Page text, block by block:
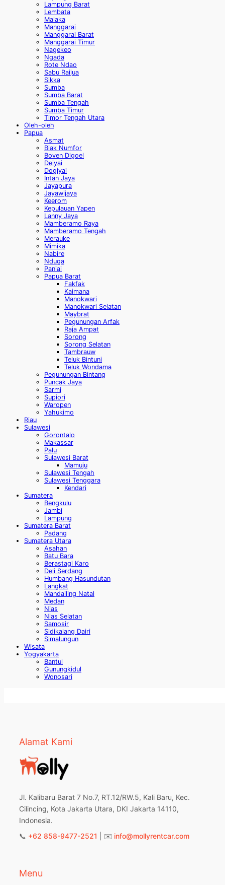
Lampung Barat
Lembata
Malaka
Manggarai
Manggarai Barat
Manggarai Timur
Nagekeo
Ngada
Rote Ndao
Sabu Raijua
Sikka
Sumba
Sumba Barat
Sumba Tengah
Sumba Timur
Timor Tengah Utara
Oleh-oleh
Papua
Asmat
Biak Numfor
Boven Digoel
Deiyai
Dogiyai
Intan Jaya
Jayapura
Jayawijaya
Keerom
Kepulauan Yapen
Lanny Jaya
Mamberamo Raya
Mamberamo Tengah
Merauke
Mimika
Nabire
Nduga
Paniai
Papua Barat
Fakfak
Kaimana
Manokwari
Manokwari Selatan
Maybrat
Pegunungan Arfak
Raja Ampat
Sorong
Sorong Selatan
Tambrauw
Teluk Bintuni
Teluk Wondama
Pegunungan Bintang
Puncak Jaya
Sarmi
Supiori
Waropen
Yahukimo
Riau
Sulawesi
Gorontalo
Makassar
Palu
Sulawesi Barat
Mamuju
Sulawesi Tengah
Sulawesi Tenggara
Kendari
Sumatera
Bengkulu
Jambi
Lampung
Sumatera Barat
Padang
Sumatera Utara
Asahan
Batu Bara
Berastagi Karo
Deli Serdang
Humbang Hasundutan
Langkat
Mandailing Natal
Medan
Nias
Nias Selatan
Samosir
Sidikalang Dairi
Simalungun
Wisata
Yogyakarta
Bantul
Gunungkidul
Wonosari
Alamat Kami
Jl. Kalibaru Barat 7 No.7, RT.12/RW.5, Kali Baru, Kec.
Cilincing, Kota Jakarta Utara, DKI Jakarta 14110,
Indonesia.
📞 +62 858-9477-2521 | ✉️ info@mollyrentcar.com
Menu